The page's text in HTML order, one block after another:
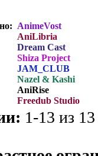
AnimeVost
AniLibria
Dream Cast
Shiza Project
JAM_CLUB
Nazel & Kashi
AniRise
Freedub Studio
1-13 из